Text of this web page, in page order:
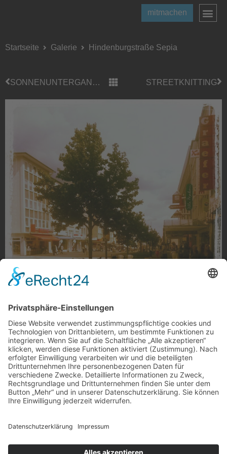
mitmachen
Startseite Galerie Hindenburgstraße Sepia
SONNENUNTERGANG IN EICKEN STREETKNITTING
Hindenburgstraße Sepia
Hindenburgstraße in Sepia getaucht, Gladbach.
Foto: Marcel Meijer